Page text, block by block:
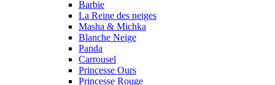
Barbie
La Reine des neiges
Masha & Michka
Blanche Neige
Panda
Carrousel
Princesse Ours
Princesse Rouge